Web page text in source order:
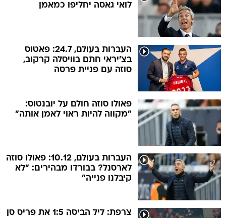
לואי גאסה יחליפו כמאמן
העברות בעולם, 24.7: פאטוס
בצ'יראי חתם בוויסלה קרקוב,
סוזה עם פניית פרסה
פאולו סוזה חולם על יובנטוס:
"מקווה להיות ראוי לאמן אותה"
העברות בעולם, 10.12: פאולו סוזה
לארסנל? בבורדו מבהירים: "לא
קיבלנו פנייה"
צרפת: ליל הביסה 1:5 את פריס סן